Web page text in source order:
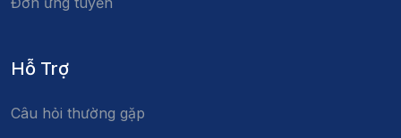
Hỗ Trợ
Câu hỏi thường gặp